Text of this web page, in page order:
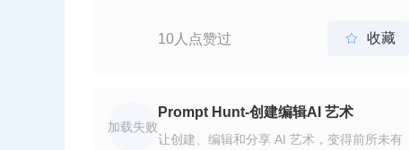
Diffusion等先进的AIGC应用和优质的提示
词。
10人点赞过  收藏
加载失败
Prompt Hunt-创建编辑AI 艺术
让创建、编辑和分享 AI 艺术，变得前所未有